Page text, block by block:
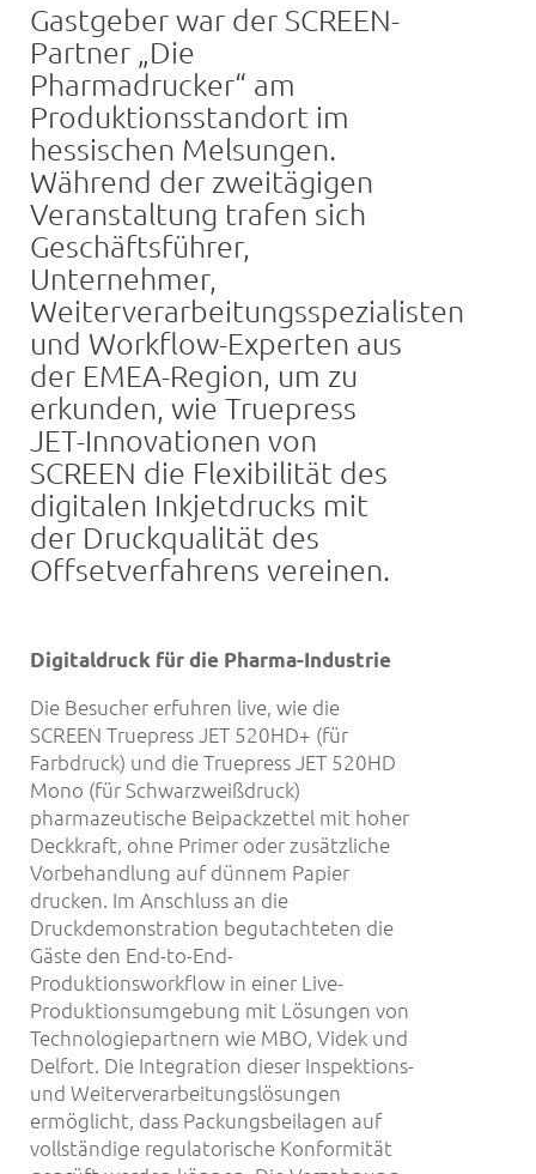
Gastgeber war der SCREEN-
Partner „Die
Pharmadrucker“ am
Produktionsstandort im
hessischen Melsungen.
Während der zweitägigen
Veranstaltung trafen sich
Geschäftsführer,
Unternehmer,
Weiterverarbeitungsspezialisten
und Workflow-Experten aus
der EMEA-Region, um zu
erkunden, wie Truepress
JET-Innovationen von
SCREEN die Flexibilität des
digitalen Inkjetdrucks mit
der Druckqualität des
Offsetverfahrens vereinen.
Digitaldruck für die Pharma-Industrie
Die Besucher erfuhren live, wie die
SCREEN Truepress JET 520HD+ (für
Farbdruck) und die Truepress JET 520HD
Mono (für Schwarzweißdruck)
pharmazeutische Beipackzettel mit hoher
Deckkraft, ohne Primer oder zusätzliche
Vorbehandlung auf dünnem Papier
drucken. Im Anschluss an die
Druckdemonstration begutachteten die
Gäste den End-to-End-
Produktionsworkflow in einer Live-
Produktionsumgebung mit Lösungen von
Technologiepartnern wie MBO, Videk und
Delfort. Die Integration dieser Inspektions-
und Weiterverarbeitungslösungen
ermöglicht, dass Packungsbeilagen auf
vollständige regulatorische Konformität